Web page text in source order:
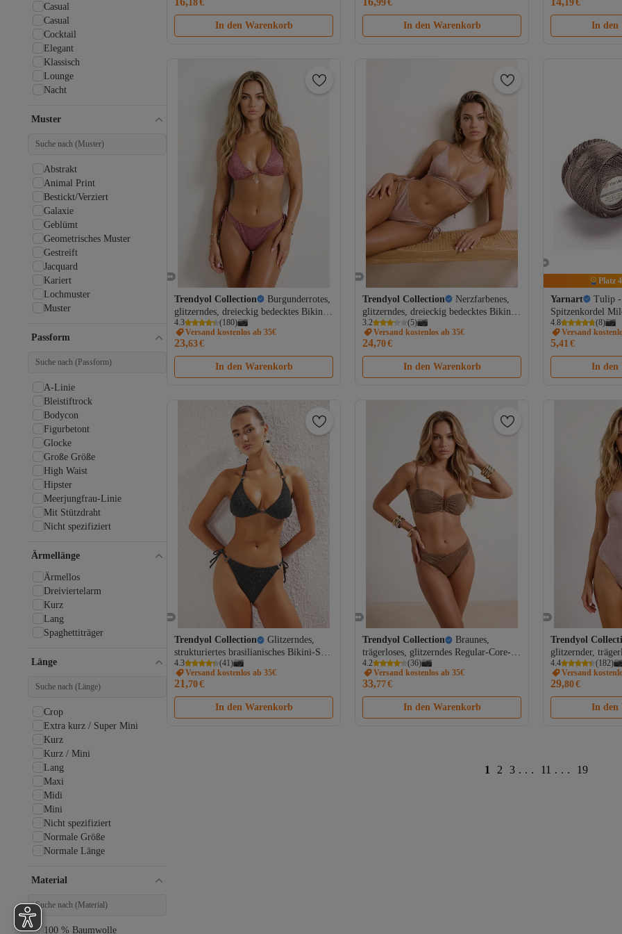
Coupon Deal
18€
In den Warenkorb
99€
In den Warenkorb
19€
In den
Trendyol Collection
Burgunderrotes,
glitzerndes, dreieckig bedecktes Bikini-
Set mit Charm-Accessoires und
normaler Taille TBESS26BT00053
4.3 (180)
Versand kostenlos ab 35€
23,63€
In den Warenkorb
Trendyol Collection
Nerzfarbenes,
glitzerndes, dreieckig bedecktes Bikini-
Set mit normaler Taille
TBESS26BT00126
3.2 (5)
Versand kostenlos ab 35€
24,70€
In den Warenkorb
Platz
Yarnart
Tulip -
Spitzenkordel
4.8 (8)
Versand
5,41 €
In den
Trendyol Collection
Glitzerndes,
strukturiertes brasilianisches Bikini-Set
mit schwarzem Dreieck-Accessoire
TBESS25BT00014
4.3 (41)
Versand kostenlos ab 35€
21,70€
In den Warenkorb
Trendyol Collection
Braunes,
trägerloses, glitzerndes Regular-Core-
Bikini-Set mit Zubehör
TBESS25BT00108
4.2 (36)
Versand kostenlos ab 35€
33,77€
In den Warenkorb
Trendyol
glitzernder,
hoch
Badeanzug
4.4 (182)
Versand
29,80€
In den
1 2 3 ... 11 ... 19
Casual
Casual
Cocktail
Elegant
Klassisch
Lounge
Nacht
Stilvoll/Nacht
Trend
Muster
Abstrakt
Animal Print
Bestickt/Verziert
Galaxie
Geblümt
Geometrisches Muster
Gestreift
Jacquard
Kariert
Lochmuster
Muster
Pünktchen
Unifarben
Zopfmuster
Passform
A-Linie
Bleistiftrock
Bodycon
Figurbetont
Glocke
Große Größe
High Waist
Hipster
Meerjungfrau-Linie
Mit Stützdraht
Nicht spezifiziert
Oversized
Relaxed Fit
Shift
Skater
Slim
Slim Fit
Straight
Wickelform
Wide Leg
Ärmellänge
Ärmellos
Dreiviertelarm
Kurz
Lang
Spaghettiträger
Länge
Crop
Extra kurz / Super Mini
Kurz
Kurz / Mini
Lang
Maxi
Midi
Mini
Nicht spezifiziert
Normale Größe
Normale Länge
Material
100 % Baumwolle